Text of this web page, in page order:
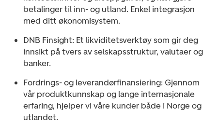
betalinger til inn- og utland. Enkel integrasjon
med ditt økonomisystem.
DNB Finsight: Et likviditetsverktøy som gir deg
innsikt på tvers av selskapsstruktur, valutaer og
banker.
Fordrings- og leverandørfinansiering: Gjennom
vår produktkunnskap og lange internasjonale
erfaring, hjelper vi våre kunder både i Norge og
utlandet.